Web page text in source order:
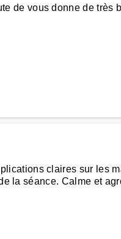
de vous donne de très
claires sur les
la séance. Calme et